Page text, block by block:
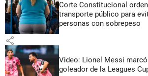
Corte Constitucional
transporte público para
personas con sobrepeso
share
Video: Lionel Messi
goleador de la Leagues